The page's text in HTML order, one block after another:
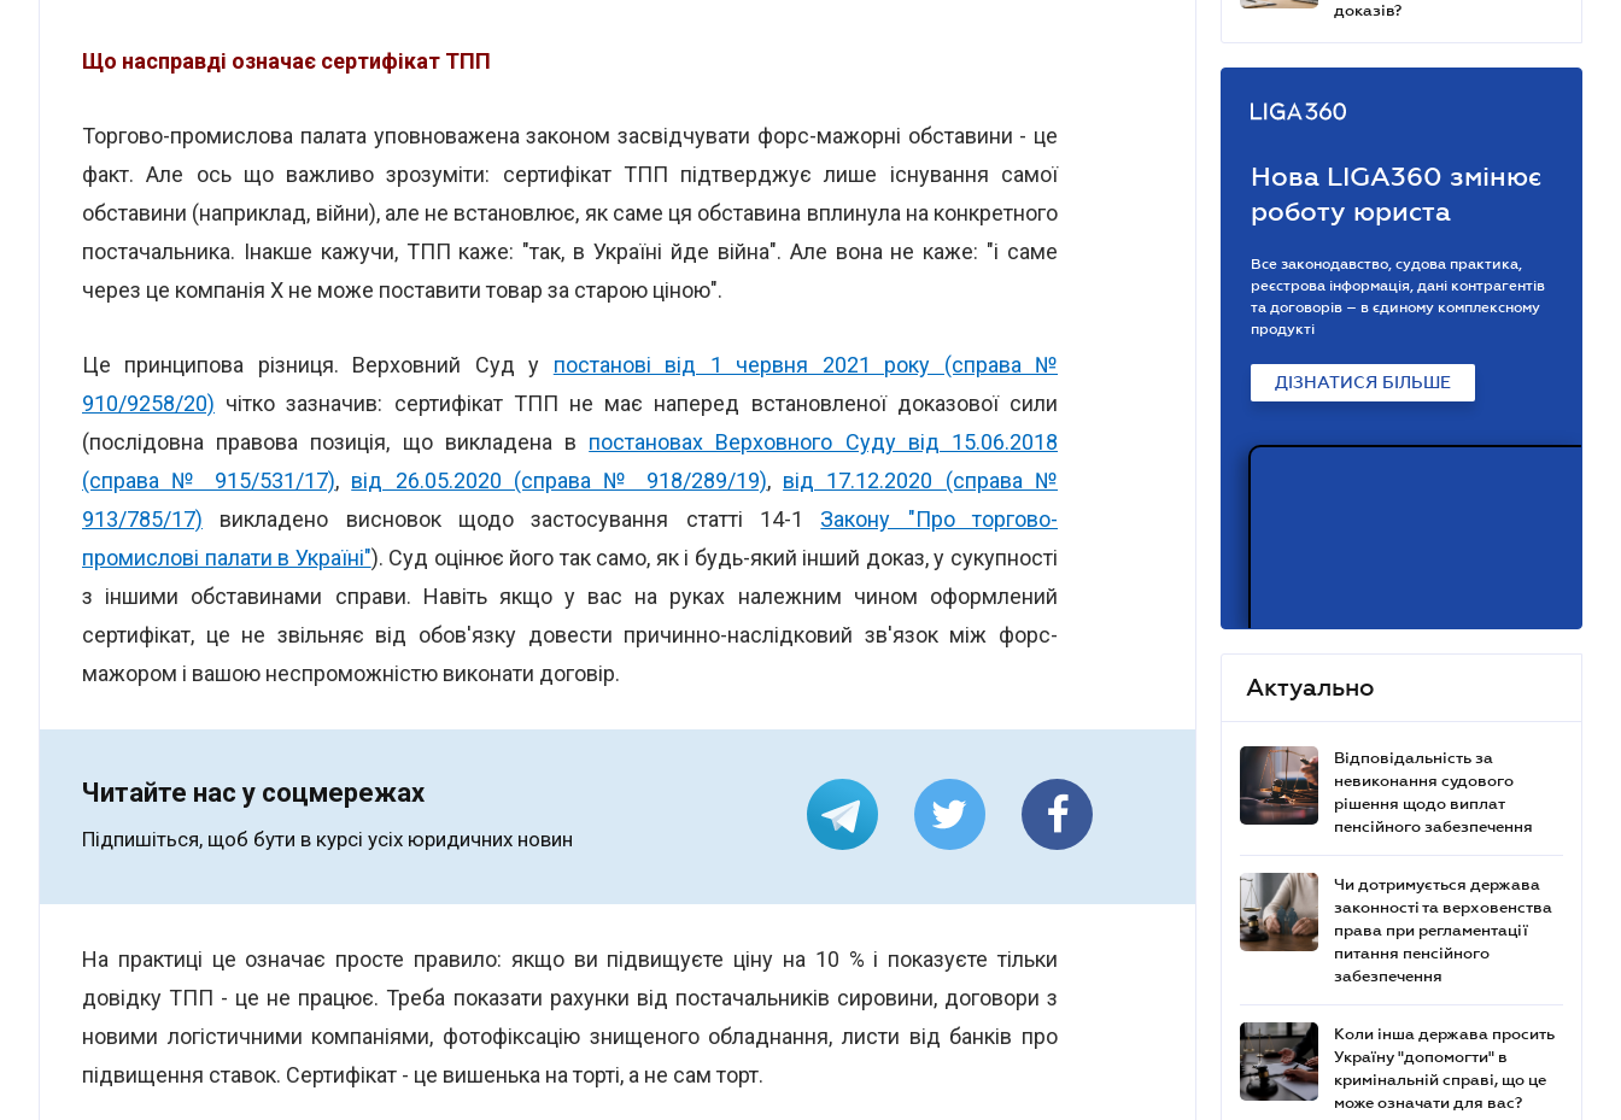
Що насправді означає сертифікат ТПП
Торгово-промислова палата уповноважена законом засвідчувати форс-мажорні обставини - це
факт. Але ось що важливо зрозуміти: сертифікат ТПП підтверджує лише існування самої
обставини (наприклад, війни), але не встановлює, як саме ця обставина вплинула на конкретного
постачальника. Інакше кажучи, ТПП каже: "так, в Україні йде війна". Але вона не каже: "і саме
через це компанія X не може поставити товар за старою ціною".
Це принципова різниця. Верховний Суд у постанові від 1 червня 2021 року (справа №
910/9258/20) чітко зазначив: сертифікат ТПП не має наперед встановленої доказової сили
(послідовна правова позиція, що викладена в постановах Верховного Суду від 15.06.2018
(справа № 915/531/17), від 26.05.2020 (справа № 918/289/19), від 17.12.2020 (справа №
913/785/17) викладено висновок щодо застосування статті 14-1 Закону "Про торгово-
промислові палати в Україні"). Суд оцінює його так само, як і будь-який інший доказ, у сукупності
з іншими обставинами справи. Навіть якщо у вас на руках належним чином оформлений
сертифікат, це не звільняє від обов'язку довести причинно-наслідковий зв'язок між форс-
мажором і вашою неспроможністю виконати договір.
Читайте нас у соцмережах
Підпишіться, щоб бути в курсі усіх юридичних новин
На практиці це означає просте правило: якщо ви підвищуєте ціну на 10 % і показуєте тільки
довідку ТПП - це не працює. Треба показати рахунки від постачальників сировини, договори з
новими логістичними компаніями, фотофіксацію знищеного обладнання, листи від банків про
підвищення ставок. Сертифікат - це вишенька на торті, а не сам торт.
доказів?
Нова LIGA360 змінює
роботу юриста
Все законодавство, судова практика,
реєстрова інформація, дані контрагентів
та договорів – в єдиному комплексному
продукті
ДІЗНАТИСЯ БІЛЬШЕ
Актуально
Відповідальність за
невиконання судового
рішення щодо виплат
пенсійного забезпечення
Чи дотримується держава
законності та верховенства
права при регламентації
питання пенсійного
забезпечення
Коли інша держава просить
Україну "допомогти" в
кримінальній справі, що це
може означати для вас?